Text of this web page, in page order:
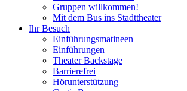
Gruppen willkommen!
Mit dem Bus ins Stadttheater
Ihr Besuch
Einführungsmatineen
Einführungen
Theater Backstage
Barrierefrei
Hörunterstützung